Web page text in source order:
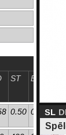
ST BS
0.50 0.08SL